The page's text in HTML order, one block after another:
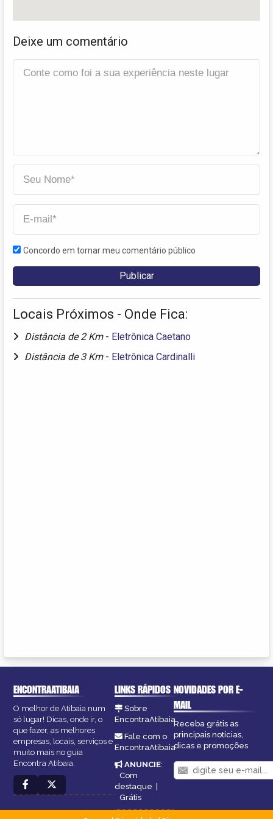
Deixe um comentário
Concordo em tornar meu comentário público
Locais Próximos - Onde Fica:
Distância de 2 Km - Eletrônica Caetano
Distância de 3 Km - Eletrônica Cardinalli
ENCONTRAATIBAIA
O melhor de Atibaia num
só lugar! Dicas, onde ir, o
que fazer, as melhores
empresas, locais, serviços e
muito mais no guia
Encontra Atibaia.
LINKS RÁPIDOS
Sobre
EncontraAtibaia
Fale com o
EncontraAtibaia
ANUNCIE:
Com
destaque |
Grátis
NOVIDADES POR E-
MAIL
Receba grátis as
principais notícias,
dicas e promoções